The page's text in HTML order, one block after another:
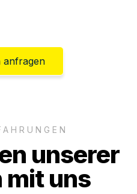
anfragen
unserer
mit uns